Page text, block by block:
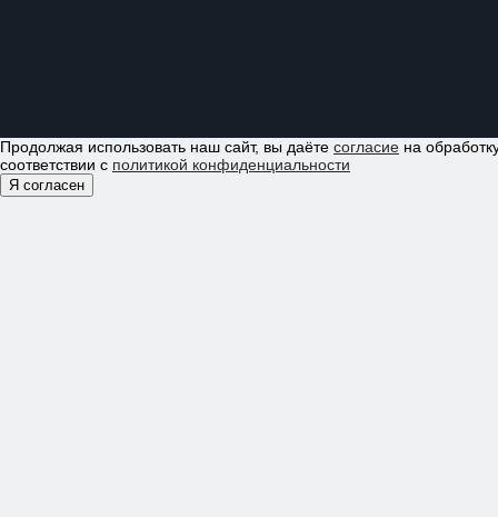
Продолжая использовать наш сайт, вы даёте согласие на
соответствии с политикой конфиденциальности
Я согласен